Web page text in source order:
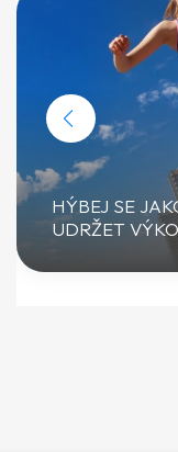
HÝBEJ SE
UDRŽET